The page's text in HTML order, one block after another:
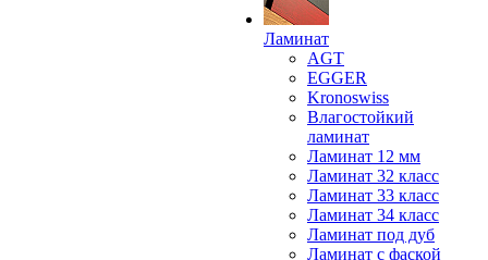
Ламинат
AGT
EGGER
Kronoswiss
Влагостойкий
ламинат
Ламинат 12 мм
Ламинат 32 класс
Ламинат 33 класс
Ламинат 34 класс
Ламинат под дуб
Ламинат с фаской